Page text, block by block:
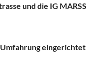
und die IG MARSS
eingerichtet